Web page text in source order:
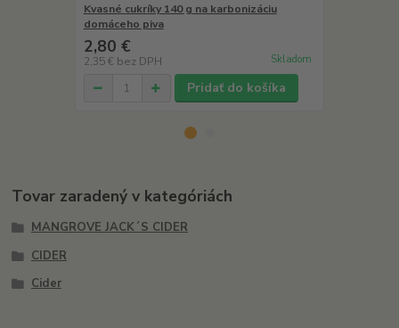
Kvasné cukríky 140 g na karbonizáciu
domáceho piva
2,80 €
2,35 € bez DPH Skladom
Pridať do košíka
Tovar zaradený v kategóriách
MANGROVE JACK´S CIDER
CIDER
Cider